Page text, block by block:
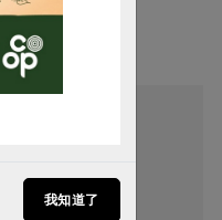
我知道了